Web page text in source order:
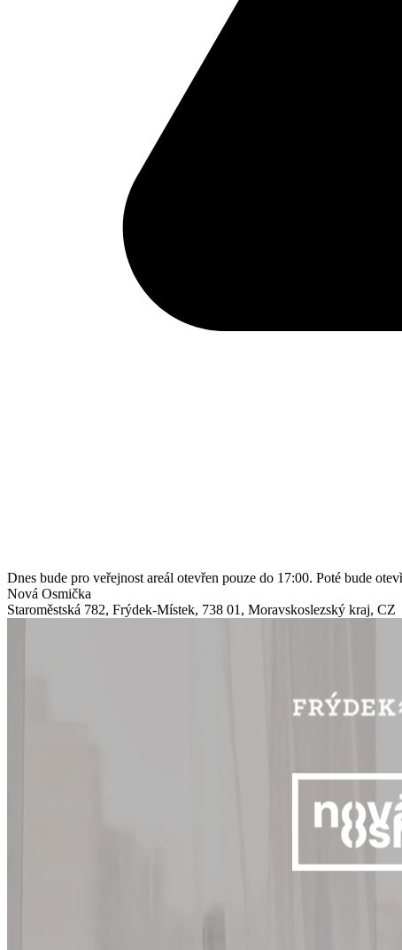
Dnes bude pro veřejnost areál otevřen pouze do 17:00. Poté bude
Nová Osmička
Staroměstská 782, Frýdek-Místek, 738 01 , Moravskoslezský kraj, CZ